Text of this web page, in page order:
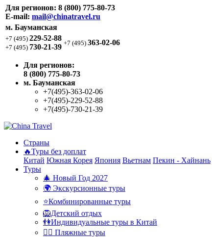
Для регионов: 8 (800) 775-80-73
E-mail: mail@chinatravel.ru
м. Бауманская
+7 (495) 229-52-88
+7 (495) 730-21-39 +7 (495) 363-02-06
Для регионов:
8 (800) 775-80-73
м. Бауманская
+7(495)-363-02-06
+7(495)-229-52-88
+7(495)-730-21-39
Страны
🔥Туры без доплат
Китай Южная Корея Япония Вьетнам Пекин - Хайнань
Туры
🎄 Новый Год 2027
🌍 Экскурсионные туры
⭐Комбинированные туры
🦁Детский отдых
👫Индивидуальные туры в Китай
🏊‍♂ Пляжные туры